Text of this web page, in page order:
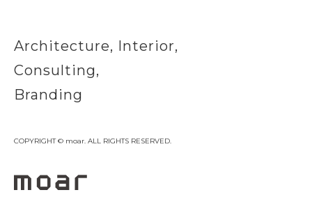
Architecture, Interior,
Consulting,
Branding
COPYRIGHT © moar. ALL RIGHTS RESERVED.